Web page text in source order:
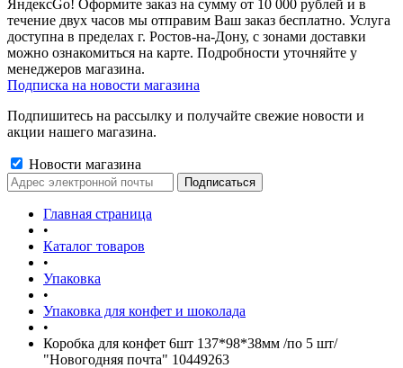
ЯндексGo! Оформите заказ на сумму от 10 000 рублей и в
течение двух часов мы отправим Ваш заказ бесплатно. Услуга
доступна в пределах г. Ростов-на-Дону, с зонами доставки
можно ознакомиться на карте. Подробности уточняйте у
менеджеров магазина.
Подписка на новости магазина
Подпишитесь на рассылку и получайте свежие новости и
акции нашего магазина.
Новости магазина
Главная страница
•
Каталог товаров
•
Упаковка
•
Упаковка для конфет и шоколада
•
Коробка для конфет 6шт 137*98*38мм /по 5 шт/
"Новогодняя почта" 10449263